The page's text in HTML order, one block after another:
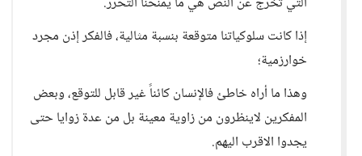
إذا كانت سلوكياتنا متوقعة بنسبة مثالية، فالفكر إذن مجرد
خوارزمية؛
وهذا ما أراه خاطئ فالإنسان كائناً غير قابل للتوقع، وبعض
المفكرين لاينظرون من زاوية معينة بل من عدة زوايا حتى
يجدوا الاقرب اليهم.